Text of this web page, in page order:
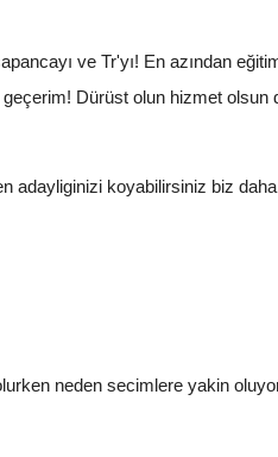
ve Tr'yı! En azından
Dürüst olun hizmet olsun
adayliginizi koyabilirsiniz biz
neden secimlere yakin